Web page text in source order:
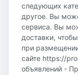
следующих
другое. Вы
сервиса. Вы
доставки,
при
сайте https://
объявлений -